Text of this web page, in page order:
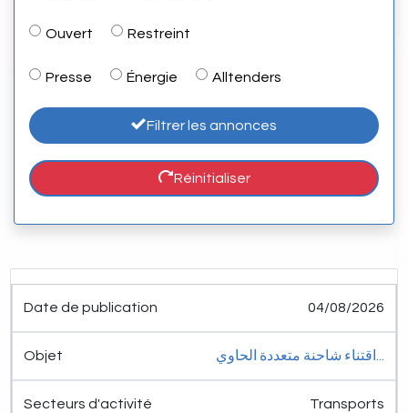
Ouvert Restreint
Presse Énergie Alltenders
Filtrer les annonces
Réinitialiser
Date de
publication
Objet
d'activité
d'annonce
04/08/2026
اقتناء شاحنة متعددة الحاوي...
Transports